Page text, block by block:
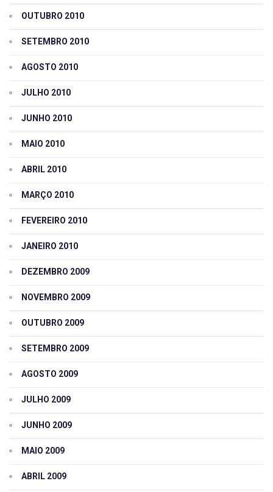
OUTUBRO 2010
SETEMBRO 2010
AGOSTO 2010
JULHO 2010
JUNHO 2010
MAIO 2010
ABRIL 2010
MARÇO 2010
FEVEREIRO 2010
JANEIRO 2010
DEZEMBRO 2009
NOVEMBRO 2009
OUTUBRO 2009
SETEMBRO 2009
AGOSTO 2009
JULHO 2009
JUNHO 2009
MAIO 2009
ABRIL 2009